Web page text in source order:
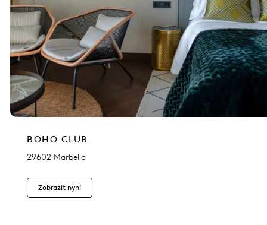
BOHO CLUB
29602 Marbella
Zobrazit nyní